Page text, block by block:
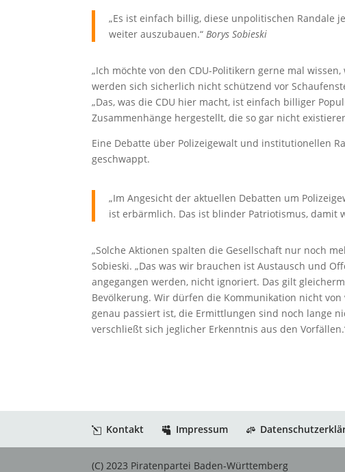
„Es ist einfach billig, diese unpolitischen Randale
weiter auszubauen.“Borys Sobieski
„Ich möchte von den CDU-Politikern gerne mal
werden sich sicherlich nicht schützend vor
„Das, was die CDU hier macht, ist einfach billiger
Zusammenhänge hergestellt, die so gar nicht
Eine Debatte über Polizeigewalt und institutionellen
geschwappt.
„Im Angesicht der aktuellen Debatten um
ist erbärmlich. Das ist blinder Patriotismus, damit
„Solche Aktionen spalten die Gesellschaft nur noch
Sobieski. „Das was wir brauchen ist Austausch und
angegangen werden, nicht ignoriert. Das gilt
Bevölkerung. Wir dürfen die Kommunikation nicht
genau passiert ist, die Ermittlungen sind noch lange
verschließt sich jeglicher Erkenntnis aus den
Kontakt Impressum
(C) 2023 Piratenpartei Baden-Württemberg